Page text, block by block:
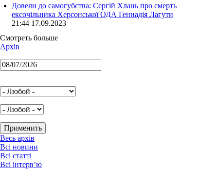
Довели до самогубства: Сергій Хлань про смерть
ексочільника Херсонської ОДА Геннадія Лагути
21:44 17.09.2023
Смотреть больше
Архів
Весь архів
Всі новини
Всі статті
Всі інтерв’ю